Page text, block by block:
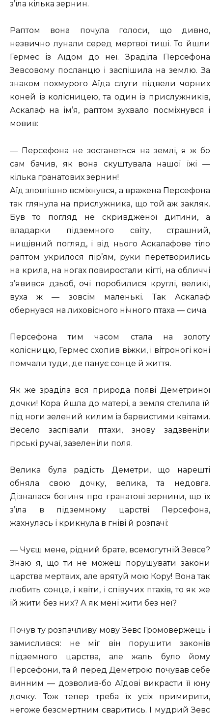
з’їла кілька зернин.
Раптом вона почула голоси, що дивно,
незвично лунали серед мертвої тиші. То йшли
Гермес із Аїдом до неї. Зраділа Персефона
Зевсовому посланцю і заспішила на землю. За
знаком похмурого Аїда слуги підвели чорних
коней із колісницею, та один із прислужників,
Аскалаф на ім’я, раптом зухвало посміхнувся і
мовив:
— Персефона не зостанеться на землі, я ж бо
сам бачив, як вона скуштувала нашої їжі —
кілька гранатових зернин!
Аїд зловтішно всміхнувся, а вражена Персефона
так глянула на прислужника, що той аж закляк.
Був то погляд не скривдженої дитини, а
владарки підземного світу, страшний,
нищівний погляд, і від нього Аскалафове тіло
раптом укрилося пір’ям, руки перетворились
на крила, на ногах повиростали кігті, на обличчі
з’явився дзьоб, очі поробилися круглі, великі,
вуха ж — зовсім маленькі. Так Аскалаф
обернувся на лиховісного нічного птаха — сича.
Персефона тим часом стала на золоту
колісницю, Гермес схопив віжки, і вітроногі коні
помчали туди, де панує сонце й життя.
Як же зраділа вся природа появі Деметриної
дочки! Кора йшла до матері, а земля стелила їй
під ноги зелений килим із барвистими квітами.
Весело заспівали птахи, знову задзвеніли
гірські ручаї, зазеленіли поля.
Велика була радість Деметри, що нарешті
обняла свою дочку, велика, та недовга.
Дізналася богиня про гранатові зернини, що їх
з’їла в підземному царстві Персефона,
жахнулась і крикнула в гніві й розпачі:
— Чуєш мене, рідний брате, всемогутній Зевсе?
Знаю я, що ти не можеш порушувати закони
царства мертвих, але врятуй мою Кору! Вона так
любить сонце, і квіти, і співучих птахів, то як же
їй жити без них? А як мені жити без неї?
Почув ту розпачливу мову Зевс Громовержець і
замислився: не міг він порушити законів
підземного царства, але жаль було йому
Персефони, та й перед Деметрою почував себе
винним — дозволив-бо Аїдові викрасти її юну
дочку. Тож тепер треба їх усіх примирити,
негоже безсмертним сваритись. І мудрий Зевс